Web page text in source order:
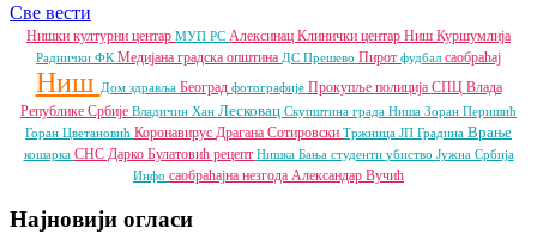
Све вести
Нишки културни центар МУП РС Алексинац Клинички центар Ниш Куршумлија
Раднички ФК Медијана градска општина ДС Прешево Пирот фудбал саобраћај
Ниш Дом здравља Београд фотографије Прокупље полиција СПЦ Влада
Републике Србије Владичин Хан Лесковац Скупштина града Ниша Зоран Перишић
Горан Цветановић Коронавирус Драгана Сотировски Тржница ЈП Градина Врање
кошарка СНС Дарко Булатовић рецепт Нишка Бања студенти убиство Јужна Србија
Инфо саобраћајна незгода Александар Вучић
Најновији огласи